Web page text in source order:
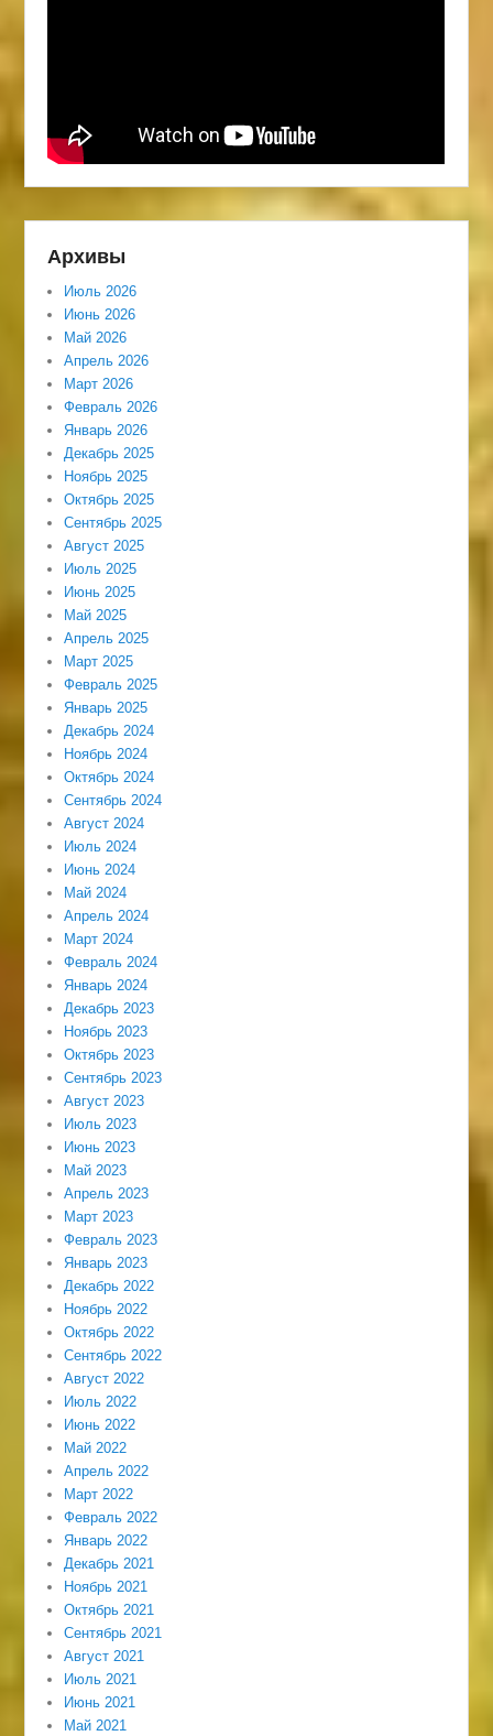
Архивы
Июль 2026
Июнь 2026
Май 2026
Апрель 2026
Март 2026
Февраль 2026
Январь 2026
Декабрь 2025
Ноябрь 2025
Октябрь 2025
Сентябрь 2025
Август 2025
Июль 2025
Июнь 2025
Май 2025
Апрель 2025
Март 2025
Февраль 2025
Январь 2025
Декабрь 2024
Ноябрь 2024
Октябрь 2024
Сентябрь 2024
Август 2024
Июль 2024
Июнь 2024
Май 2024
Апрель 2024
Март 2024
Февраль 2024
Январь 2024
Декабрь 2023
Ноябрь 2023
Октябрь 2023
Сентябрь 2023
Август 2023
Июль 2023
Июнь 2023
Май 2023
Апрель 2023
Март 2023
Февраль 2023
Январь 2023
Декабрь 2022
Ноябрь 2022
Октябрь 2022
Сентябрь 2022
Август 2022
Июль 2022
Июнь 2022
Май 2022
Апрель 2022
Март 2022
Февраль 2022
Январь 2022
Декабрь 2021
Ноябрь 2021
Октябрь 2021
Сентябрь 2021
Август 2021
Июль 2021
Июнь 2021
Май 2021